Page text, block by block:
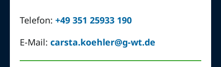
Telefon:+49 351 25933 190
E-Mail:carsta.koehler@g-wt.de